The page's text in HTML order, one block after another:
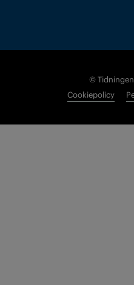
©
Cookiepolicy